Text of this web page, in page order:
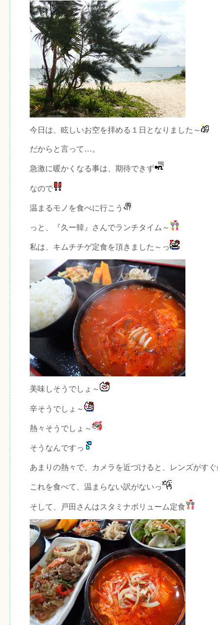
今日は、眩しいお空を拝める１日となりました～
だからと言って…。
急激に暖かくなる事は、期待できず
なので
温まるモノを食べに行こう
っと、『久ー韓』さんでランチタイム～
私は、キムチチゲ定食を頂きました～っ
美味しそうでしょ～
辛そうでしょ～
熱々そうでしょ～
そうなんですっ
あまりの熱々で、カメラを近づけると、レンズがす
これを食べて、温まらない訳がないっ
そして、戸田さんはスタミナボリューム定食